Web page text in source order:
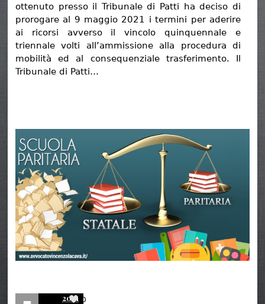
ottenuto presso il Tribunale di Patti ha deciso di
prorogare al 9 maggio 2021 i termini per aderire
ai ricorsi avverso il vincolo quinquennale e
triennale volti all’ammissione alla procedura di
mobilità ed al consequenziale trasferimento. Il
Tribunale di Patti…
2021 0